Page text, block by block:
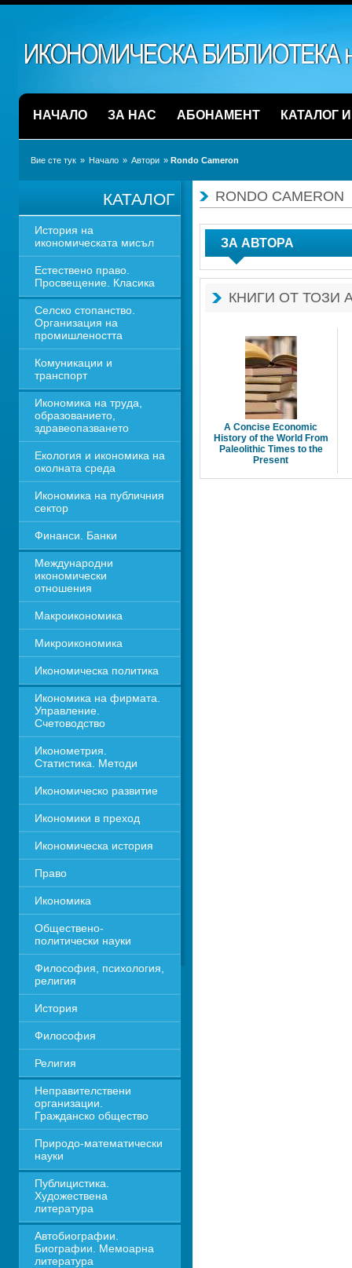
НАЧАЛО ЗА НАС АБОНАМЕНТ КАТАЛОГ
Вие сте тук » Начало » Автори » Rondo Cameron
КАТАЛОГ
История на
икономическата мисъл
Естествено право.
Просвещение. Класика
Селско стопанство.
Организация на
промишлеността
Комуникации и
транспорт
Икономика на труда,
образованието,
здравеопазването
Екология и икономика на
околната среда
Икономика на публичния
сектор
Финанси. Банки
Международни
икономически
отношения
Макроикономика
Микроикономика
Икономическа политика
Икономика на фирмата.
Управление.
Счетоводство
Иконометрия.
Статистика. Методи
Икономическо развитие
Икономики в преход
Икономическа история
Право
Икономика
Обществено-
политически науки
Философия, психология,
религия
История
Философия
Религия
Неправителствени
организации.
Гражданско общество
Природо-математически
науки
Публицистика.
Художествена
литература
Автобиографии.
Биографии. Мемоарна
литература
RONDO CAMERON
ЗА АВТОРА
КНИГИ ОТ ТОЗИ
A Concise Economic
History of the World From
Paleolithic Times to the
Present